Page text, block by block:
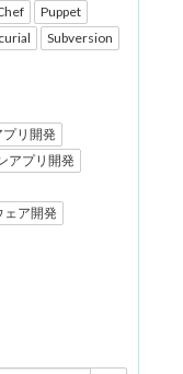
Puppet
Subversion
リ開発
アプリ開発
ェア開発